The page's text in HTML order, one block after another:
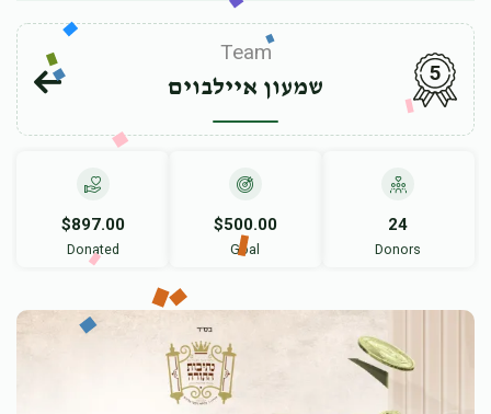
Team
שמעון איילבוים
5
$897.00
Donated
$500.00
Goal
24
Donors